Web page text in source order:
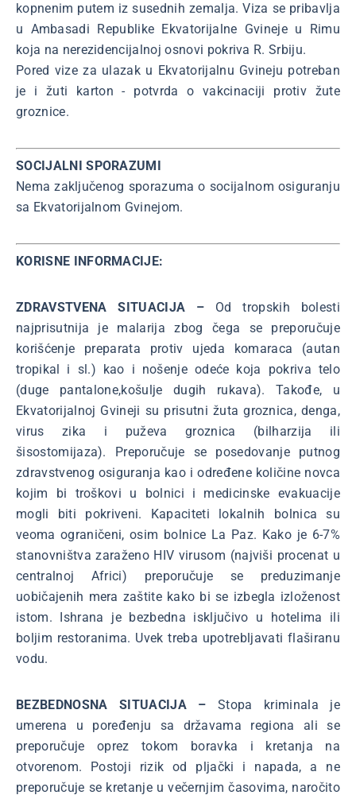
kopnenim putem iz susednih zemalja. Viza se pribavlja
u Ambasadi Republike Ekvatorijalne Gvineje u Rimu
koja na nerezidencijalnoj osnovi pokriva R. Srbiju.
Pored vize za ulazak u Ekvatorijalnu Gvineju potreban
je i žuti karton - potvrda o vakcinaciji protiv žute
groznice.
SOCIJALNI SPORAZUMI
Nema zaključenog sporazuma o socijalnom osiguranju
sa Ekvatorijalnom Gvinejom.
KORISNE INFORMACIJE:
ZDRAVSTVENA SITUACIJA – Od tropskih bolesti
najprisutnija je malarija zbog čega se preporučuje
korišćenje preparata protiv ujeda komaraca (autan
tropikal i sl.) kao i nošenje odeće koja pokriva telo
(duge pantalone,košulje dugih rukava). Takođe, u
Ekvatorijalnoj Gvineji su prisutni žuta groznica, denga,
virus zika i puževa groznica (bilharzija ili
šisostomijaza). Preporučuje se posedovanje putnog
zdravstvenog osiguranja kao i određene količine novca
kojim bi troškovi u bolnici i medicinske evakuacije
mogli biti pokriveni. Kapaciteti lokalnih bolnica su
veoma ograničeni, osim bolnice La Paz. Kako je 6-7%
stanovništva zaraženo HIV virusom (najviši procenat u
centralnoj Africi) preporučuje se preduzimanje
uobičajenih mera zaštite kako bi se izbegla izloženost
istom. Ishrana je bezbedna isključivo u hotelima ili
boljim restoranima. Uvek treba upotrebljavati flaširanu
vodu.
BEZBEDNOSNA SITUACIJA – Stopa kriminala je
umerena u poređenju sa državama regiona ali se
preporučuje oprez tokom boravka i kretanja na
otvorenom. Postoji rizik od pljački i napada, a ne
preporučuje se kretanje u večernjim časovima, naročito